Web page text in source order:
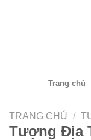
Trang chủ
TRANG CHỦ /
Tượng Địa